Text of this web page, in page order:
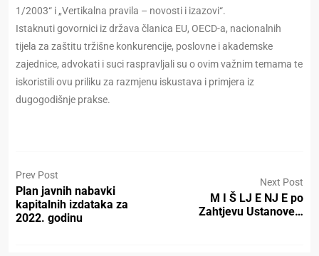
1/2003“ i „Vertikalna pravila – novosti i izazovi“.
Istaknuti govornici iz država članica EU, OECD-a, nacionalnih
tijela za zaštitu tržišne konkurencije, poslovne i akademske
zajednice, advokati i suci raspravljali su o ovim važnim temama te
iskoristili ovu priliku za razmjenu iskustava i primjera iz
dugogodišnje prakse.
Prev Post
Plan javnih nabavki
kapitalnih izdataka za
2022. godinu
Next Post
M I Š LJ E NJ E po
Zahtjevu Ustanove…